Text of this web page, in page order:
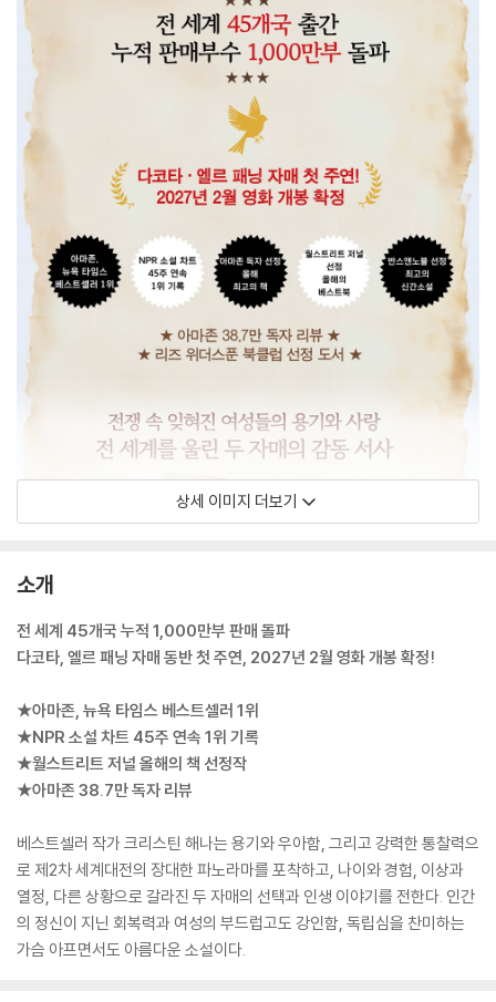
상세 이미지 더보기
소개
전 세계 45개국 누적 1,000만부 판매 돌파
다코타, 엘르 패닝 자매 동반 첫 주연, 2027년 2월 영화 개봉 확정!
★아마존, 뉴욕 타임스 베스트셀러 1위
★NPR 소설 차트 45주 연속 1위 기록
★월스트리트 저널 올해의 책 선정작
★아마존 38.7만 독자 리뷰
베스트셀러 작가 크리스틴 해나는 용기와 우아함, 그리고 강력한 통찰력으
로 제2차 세계대전의 장대한 파노라마를 포착하고, 나이와 경험, 이상과
열정, 다른 상황으로 갈라진 두 자매의 선택과 인생 이야기를 전한다. 인간
의 정신이 지닌 회복력과 여성의 부드럽고도 강인함, 독립심을 찬미하는
가슴 아프면서도 아름다운 소설이다.